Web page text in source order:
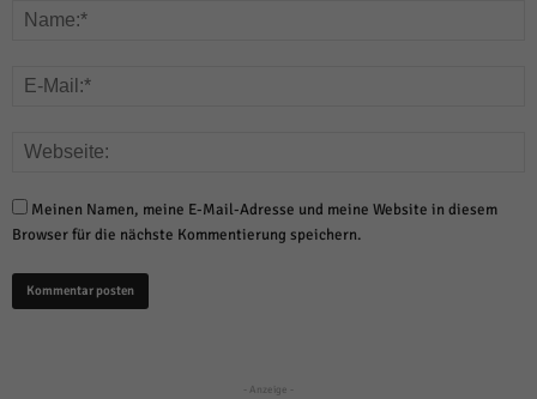
Meinen Namen, meine E-Mail-Adresse und meine Website in diesem
Browser für die nächste Kommentierung speichern.
- Anzeige -